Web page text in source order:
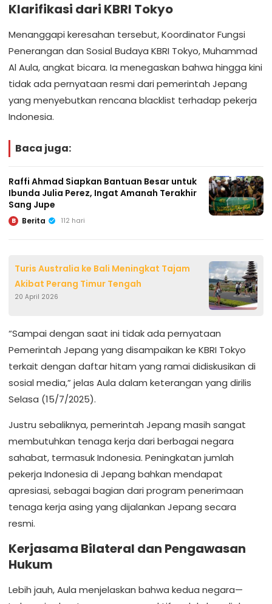
Klarifikasi dari KBRI Tokyo
Menanggapi keresahan tersebut, Koordinator Fungsi
Penerangan dan Sosial Budaya KBRI Tokyo, Muhammad
Al Aula, angkat bicara. Ia menegaskan bahwa hingga kini
tidak ada pernyataan resmi dari pemerintah Jepang
yang menyebutkan rencana blacklist terhadap pekerja
Indonesia.
Baca juga:
Raffi Ahmad Siapkan Bantuan Besar untuk
Ibunda Julia Perez, Ingat Amanah Terakhir
Sang Jupe
B Berita 112 hari
Turis Australia ke Bali Meningkat Tajam
Akibat Perang Timur Tengah
20 April 2026
“Sampai dengan saat ini tidak ada pernyataan
Pemerintah Jepang yang disampaikan ke KBRI Tokyo
terkait dengan daftar hitam yang ramai didiskusikan di
sosial media,” jelas Aula dalam keterangan yang dirilis
Selasa (15/7/2025).
Justru sebaliknya, pemerintah Jepang masih sangat
membutuhkan tenaga kerja dari berbagai negara
sahabat, termasuk Indonesia. Peningkatan jumlah
pekerja Indonesia di Jepang bahkan mendapat
apresiasi, sebagai bagian dari program penerimaan
tenaga kerja asing yang dijalankan Jepang secara
resmi.
Kerjasama Bilateral dan Pengawasan
Hukum
Lebih jauh, Aula menjelaskan bahwa kedua negara—